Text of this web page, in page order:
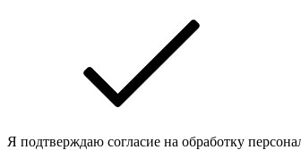
Я подтверждаю согласие на обработку